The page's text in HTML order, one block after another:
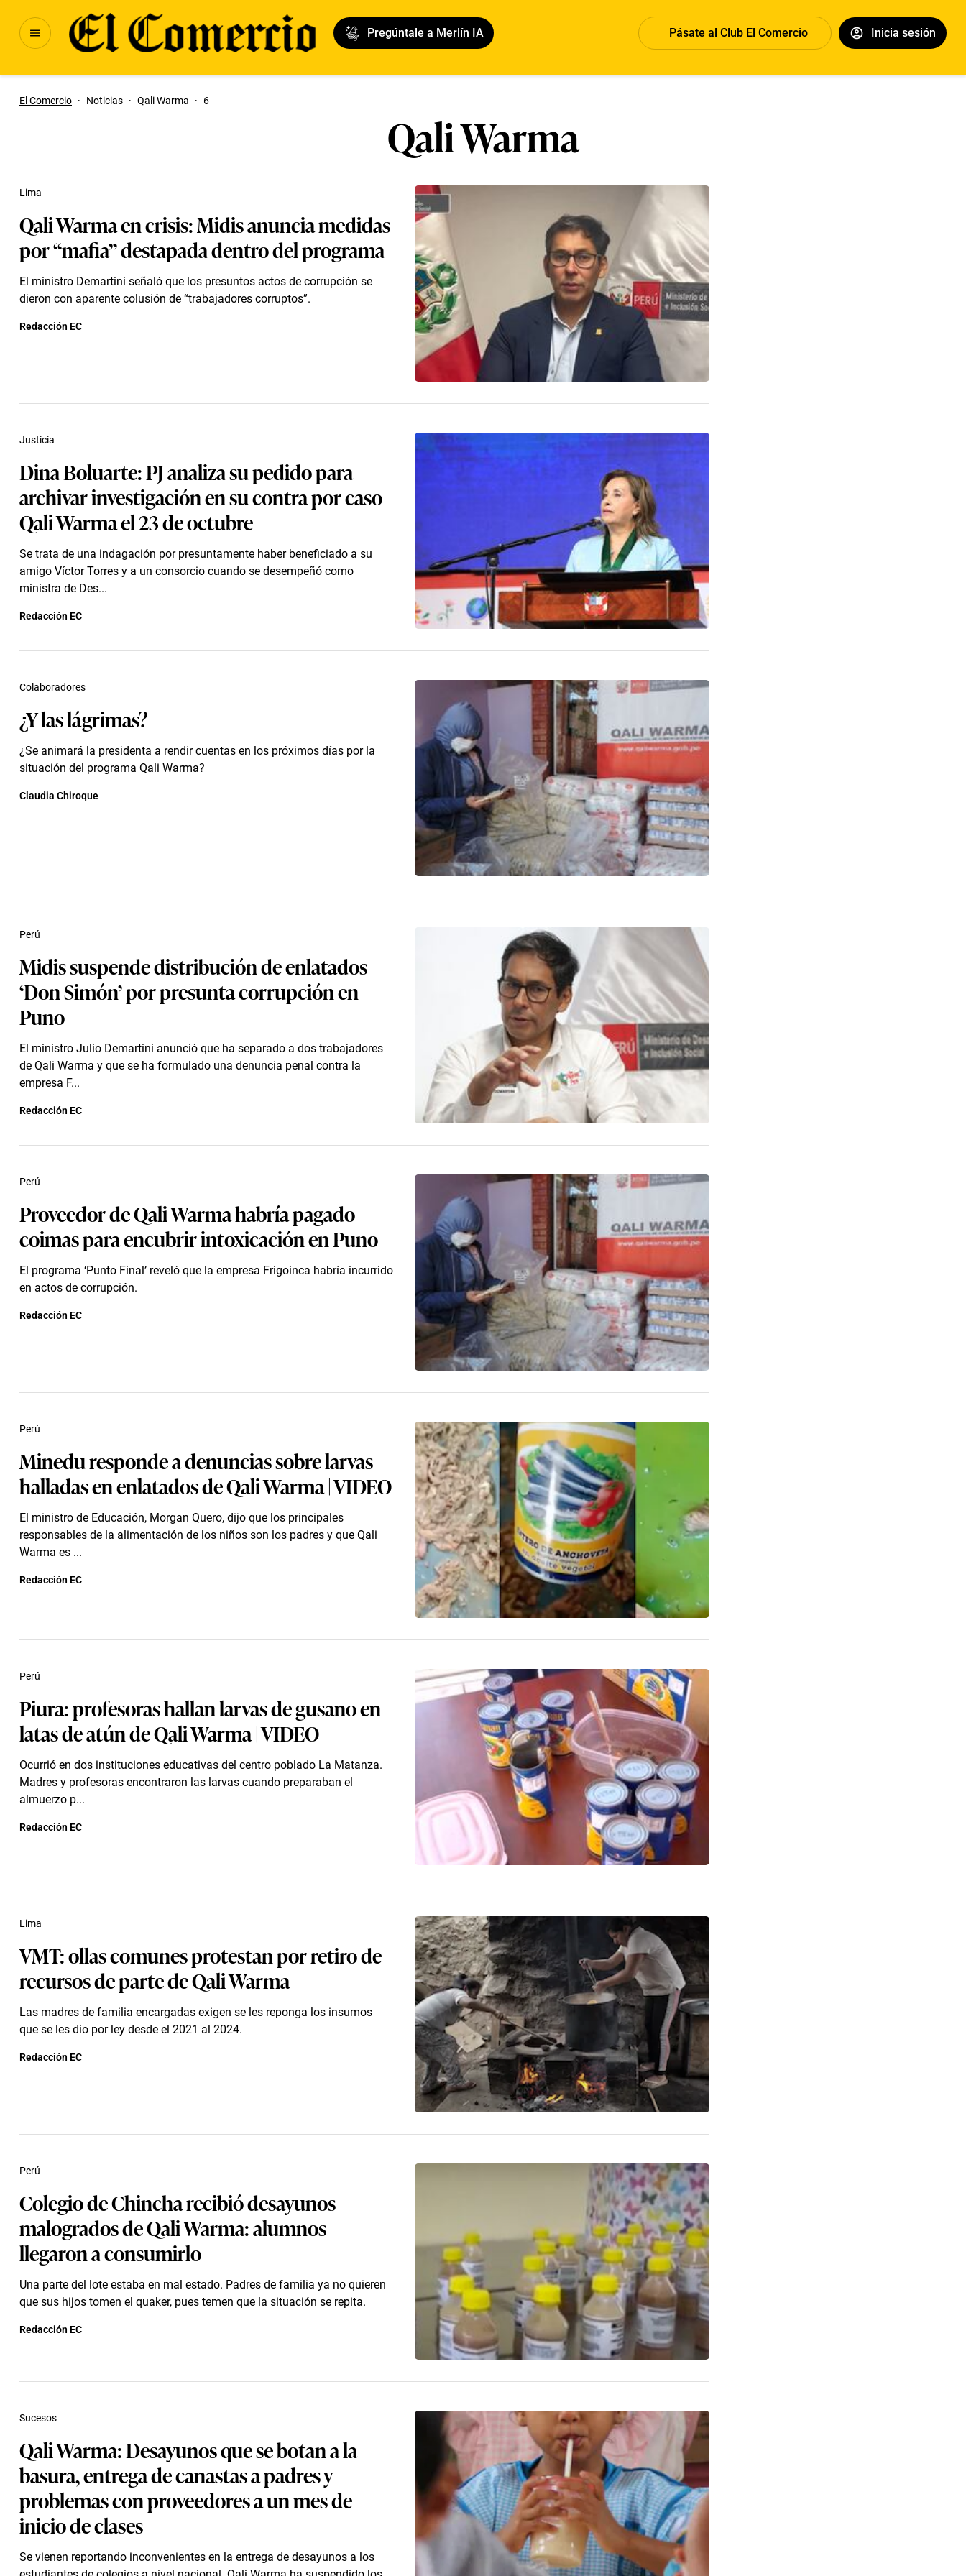
Pregúntale a Merlín IA Pásate al Club El Comercio Inicia sesión
El Comercio · Noticias · Qali Warma · 6
Qali Warma
Qali Warma en crisis: Midis anuncia medidas
por “mafia” destapada dentro del programa
El ministro Demartini señaló que los presuntos actos de corrupción se
dieron con aparente colusión de “trabajadores corruptos”.
Lima
Redacción EC
Dina Boluarte: PJ analiza su pedido para
archivar investigación en su contra por caso
Qali Warma el 23 de octubre
Se trata de una indagación por presuntamente haber beneficiado a su
amigo Víctor Torres y a un consorcio cuando se desempeñó como
ministra de Des...
Justicia
Redacción EC
¿Y las lágrimas?
¿Se animará la presidenta a rendir cuentas en los próximos días por la
situación del programa Qali Warma?
Colaboradores
Claudia Chiroque
Midis suspende distribución de enlatados
‘Don Simón’ por presunta corrupción en
Puno
El ministro Julio Demartini anunció que ha separado a dos trabajadores
de Qali Warma y que se ha formulado una denuncia penal contra la
empresa F...
Perú
Redacción EC
Proveedor de Qali Warma habría pagado
coimas para encubrir intoxicación en Puno
El programa ‘Punto Final’ reveló que la empresa Frigoinca habría incurrido
en actos de corrupción.
Perú
Redacción EC
Minedu responde a denuncias sobre larvas
halladas en enlatados de Qali Warma | VIDEO
El ministro de Educación, Morgan Quero, dijo que los principales
responsables de la alimentación de los niños son los padres y que Qali
Warma es ...
Perú
Redacción EC
Piura: profesoras hallan larvas de gusano en
latas de atún de Qali Warma | VIDEO
Ocurrió en dos instituciones educativas del centro poblado La Matanza.
Madres y profesoras encontraron las larvas cuando preparaban el
almuerzo p...
Perú
Redacción EC
VMT: ollas comunes protestan por retiro de
recursos de parte de Qali Warma
Las madres de familia encargadas exigen se les reponga los insumos
que se les dio por ley desde el 2021 al 2024.
Lima
Redacción EC
Colegio de Chincha recibió desayunos
malogrados de Qali Warma: alumnos
llegaron a consumirlo
Una parte del lote estaba en mal estado. Padres de familia ya no quieren
que sus hijos tomen el quaker, pues temen que la situación se repita.
Perú
Redacción EC
Qali Warma: Desayunos que se botan a la
basura, entrega de canastas a padres y
problemas con proveedores a un mes de
inicio de clases
Se vienen reportando inconvenientes en la entrega de desayunos a los
Sucesos